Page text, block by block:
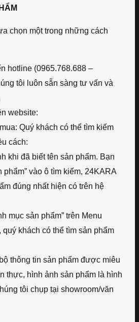
chọn một trong những cách
hotline (0965.768.688 –
tôi luôn sẵn sàng tư vấn và
website:
Quý khách có thể tìm kiếm
cách:
khi đã biết tên sản phẩm. Bạn
phẩm” vào ô tìm kiếm, 24KARA
đúng nhất hiện có trên hệ
mục sản phẩm” trên Menu
khách có thể tìm sản phẩm
thông tin sản phẩm được miêu
thực, hình ảnh sản phẩm là hình
tôi chụp tại showroom/văn